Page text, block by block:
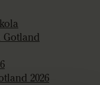
Gotland
2026